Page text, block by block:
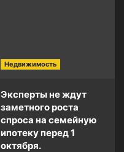
Недвижимость
Эксперты не ждут
заметного роста
спроса на семейную
ипотеку перед 1
октября.